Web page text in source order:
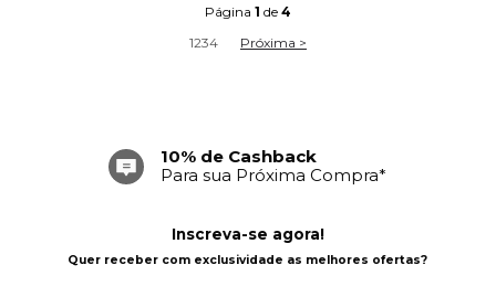
Página 1 de 4
1234 Próxima >
Frete Grátis
Acima de R$ 699,00
Inscreva-se agora!
Quer receber com exclusividade as melhores ofertas?